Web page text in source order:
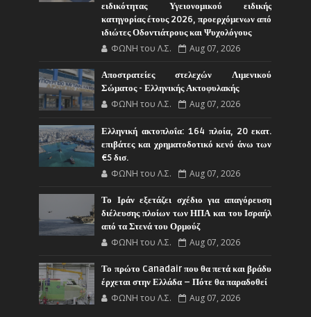
ειδικότητας Υγειονομικού ειδικής
κατηγορίας έτους 2026, προερχόμενων από
ιδιώτες Οδοντιάτρους και Ψυχολόγους
ΦΩΝΗ του Λ.Σ. Aug 07, 2026
Αποστρατείες στελεχών Λιμενικού
Σώματος - Ελληνικής Ακτοφυλακής
ΦΩΝΗ του Λ.Σ. Aug 07, 2026
Ελληνική ακτοπλοΐα: 164 πλοία, 20 εκατ.
επιβάτες και χρηματοδοτικό κενό άνω των
€5 δισ.
ΦΩΝΗ του Λ.Σ. Aug 07, 2026
Το Ιράν εξετάζει σχέδιο για απαγόρευση
διέλευσης πλοίων των ΗΠΑ και του Ισραήλ
από τα Στενά του Ορμούζ
ΦΩΝΗ του Λ.Σ. Aug 07, 2026
Το πρώτο Canadair που θα πετά και βράδυ
έρχεται στην Ελλάδα – Πότε θα παραδοθεί
ΦΩΝΗ του Λ.Σ. Aug 07, 2026